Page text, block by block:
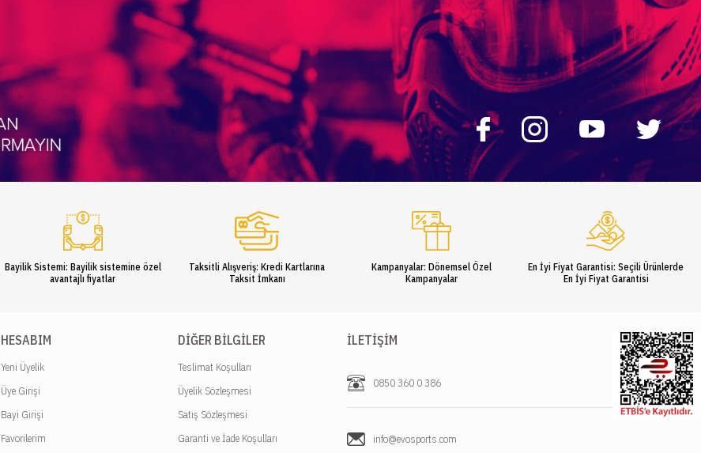
Bayilik Sistemi: Bayilik sistemine özel
avantajlı fiyatlar
Taksitli Alışveriş: Kredi Kartlarına
Taksit İmkanı
Kampanyalar: Dönemsel Özel
Kampanyalar
En İyi Fiyat Garantisi: Seçili Ürünlerde
En İyi Fiyat Garantisi
HESABIM
Yeni Üyelik
Üye Girişi
Bayi Girişi
Favorilerim
DIĞER BILGILER
Teslimat Koşulları
Üyelik Sözleşmesi
Satış Sözleşmesi
Garanti ve İade Koşulları
İLETIŞIM
0850 360 0 386
info@evosports.com